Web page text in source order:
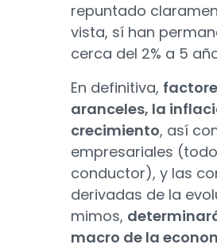
repuntado
vista, sí han
cerca del 2% a 5
En definitiva,
aranceles, la
crecimiento, así
empresariales
conductor), y las
derivadas de la
mimos,
macro de la